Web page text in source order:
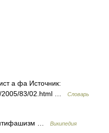
а фа Источник:
2005/83/02.html …
Словарь
… Википедия